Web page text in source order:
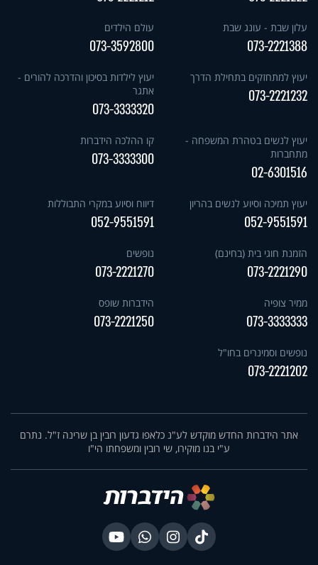
עלון שבת - עונג שבת
073-2221388
עולם הילדים
073-3592800
יעוץ למתחזקים בתחילת הדרך
073-2221232
יעוץ לילדות בסיכון והדרכה להורים -
אתגר
073-3333320
יעוץ לנשים בטהרת המשפחה -
מתחברות
02-6301516
קו ההלכה הידברות
073-3333300
יעוץ תמיכה וסיוע לנשים בהריון
052-9551591
דיווח וסיוע במקרי התבוללות
052-9551591
הזמנת חוגי בית (בחינם)
073-2221290
נופשים
073-2221270
ממיר צופיה
073-3333333
הידברות שופס
073-2221250
נופשים וסמינרים בחו"ל
073-2221202
אתר הידברות החדש מוקדש לע"נ כלאפו גדעון רובין בן שרינה ז"ל. נתרם
ע"י בנו מוקירו, שי רובין ומשפחתו הי"ו